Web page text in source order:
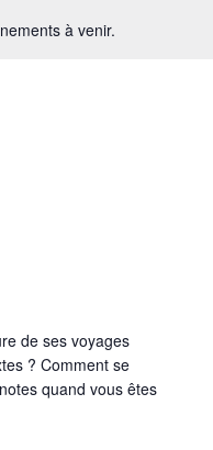
à venir.
de ses voyages
? Comment se
quand vous êtes